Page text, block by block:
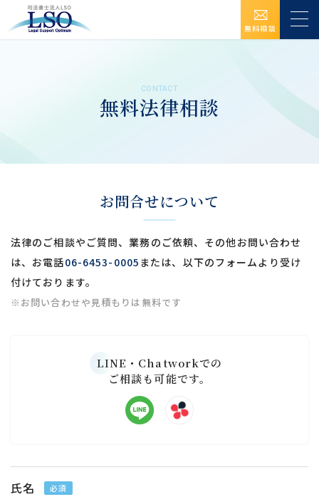
無料相談
CONTACT
無料法律相談
お問合せについて
法律のご相談やご質問、業務のご依頼、その他お問い合わせ
は、 お電話06-6453-0005 または、以下のフォームより受け
付けております。
※お問い合わせや見積もりは無料です
LINE・Chatworkでの
ご相談も可能です。
氏名 必須